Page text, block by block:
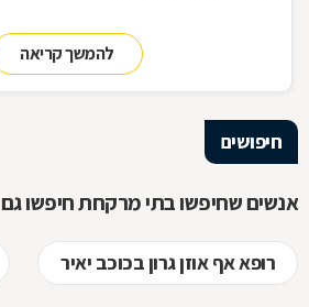
להמשך קריאה
חיפושים
אנשים שחיפשו בתי מרקחת חיפשו גם
רופא אף אוזן גרון בכוכב יאיר